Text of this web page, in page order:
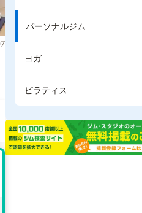
パーソナルジム
ヨガ
ピラティス